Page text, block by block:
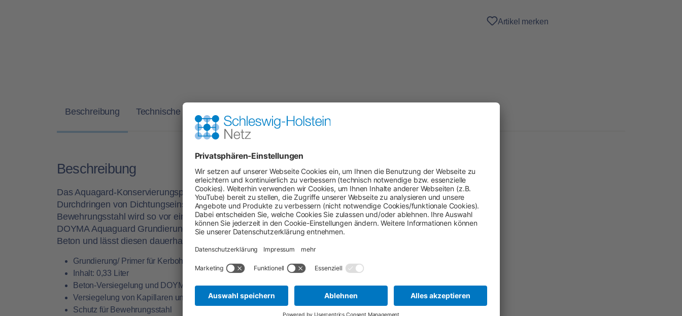
Artikel merken
Beschreibung Technische Daten
Beschreibung
Das Aquagard-Konservierungsprogramm von DOYMA verhindert effektiv ein mögliches
Durchdringen von Dichtungseinsätzen durch Wasser. Auch angeschnittener
Bewehrungsstahl wird so vor einer Korrosion bewahrt. Als ersten Schritt verschließt die
DOYMA Aquaguard Grundierung zur Beton-VersiegelungLuftbläschen und Kapillaren von
Beton und lässt diesen dauerhaft wasserdicht werden.
Grundierung/ Primer für Kerbohrungen
Inhalt: 0,33 Liter
Beton-Versiegelung und DOYMA CuraflexZubehör
Versiegelung von Kapillaren und Luftbläschen
Schutz für Bewehrungsstahl